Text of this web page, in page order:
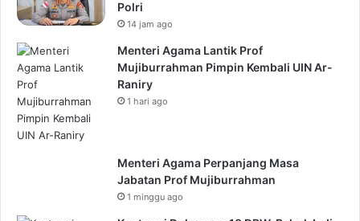
Polri
14 jam ago
Menteri Agama Lantik Prof
Mujiburrahman Pimpin Kembali UIN Ar-
Raniry
1 hari ago
Menteri Agama Perpanjang Masa
Jabatan Prof Mujiburrahman
1 minggu ago